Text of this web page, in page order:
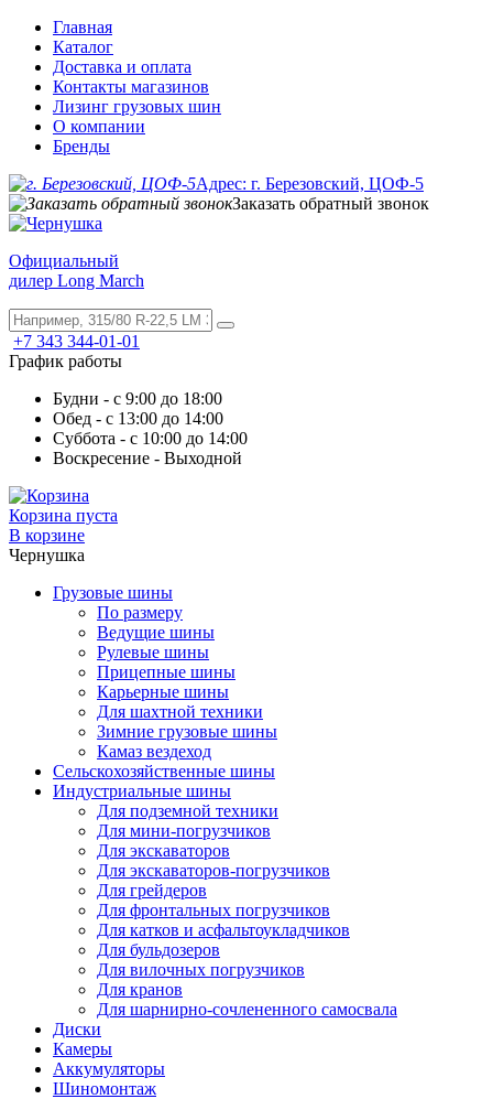
Главная
Каталог
Доставка и оплата
Контакты магазинов
Лизинг грузовых шин
О компании
Бренды
Адрес: г. Березовский, ЦОФ-5
Заказать обратный звонок
Официальный
дилер Long March
+7 343 344-01-01
График работы
Будни - с 9:00 до 18:00
Обед - с 13:00 до 14:00
Суббота - с 10:00 до 14:00
Воскресение - Выходной
Корзина пуста
В корзине
Чернушка
Грузовые шины
По размеру
Ведущие шины
Рулевые шины
Прицепные шины
Карьерные шины
Для шахтной техники
Зимние грузовые шины
Камаз вездеход
Сельскохозяйственные шины
Индустриальные шины
Для подземной техники
Для мини-погрузчиков
Для экскаваторов
Для экскаваторов-погрузчиков
Для грейдеров
Для фронтальных погрузчиков
Для катков и асфальтоукладчиков
Для бульдозеров
Для вилочных погрузчиков
Для кранов
Для шарнирно-сочлененного самосвала
Диски
Камеры
Аккумуляторы
Шиномонтаж